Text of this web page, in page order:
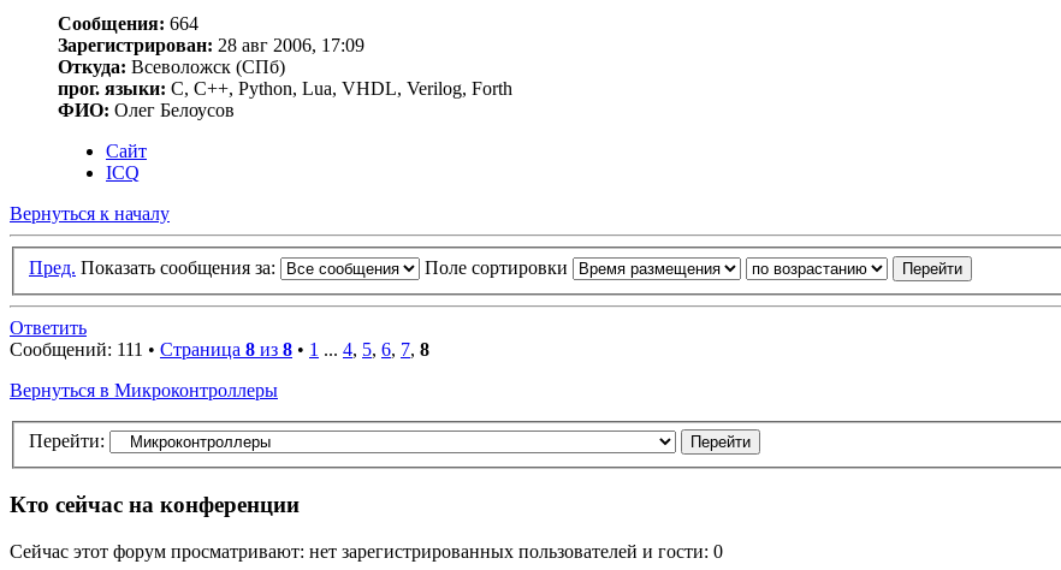
Сообщения: 664
Зарегистрирован: 28 авг 2006, 17:09
Откуда: Всеволожск (СПб)
прог. языки: С, C++, Python, Lua, VHDL, Verilog, Forth
ФИО: Олег Белоусов
Сайт
ICQ
Вернуться к началу
Пред. Показать сообщения за: Поле сортировки
Ответить
Сообщений: 111 • Страница 8 из 8 • 1 ... 4, 5, 6, 7, 8
Вернуться в Микроконтроллеры
Перейти:
Кто сейчас на конференции
Сейчас этот форум просматривают: нет зарегистрированных пользователей и гости: 0